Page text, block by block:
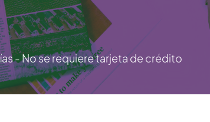
- No se requiere tarjeta de crédito